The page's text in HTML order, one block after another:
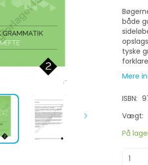
både
tyske
Mere
ISBN:
Vægt:
På